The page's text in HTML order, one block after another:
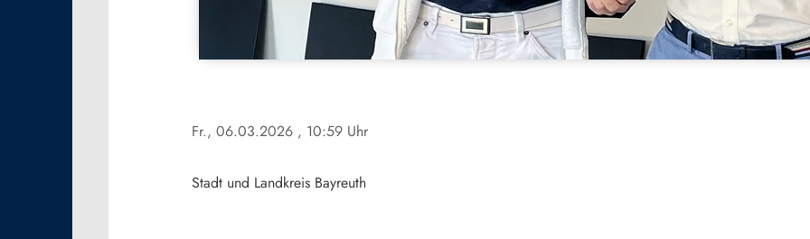
Fr., 06.03.2026 , 10:59 Uhr
Stadt und Landkreis Bayreuth